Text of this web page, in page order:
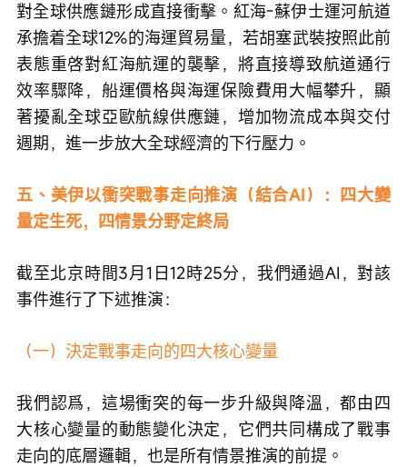
對全球供應鏈形成直接衝擊。紅海-蘇伊士運河航道
承擔着全球12%的海運貿易量，若胡塞武裝按照此前
表態重啓對紅海航運的襲擊，將直接導致航道通行
效率驟降，船運價格與海運保險費用大幅攀升，顯
著擾亂全球亞歐航線供應鏈，增加物流成本與交付
週期，進一步放大全球經濟的下行壓力。
五、美伊以衝突戰事走向推演（結合AI）：四大變
量定生死，四情景分野定終局
截至北京時間3月1日12時25分，我們通過AI，對該
事件進行了下述推演：
（一）決定戰事走向的四大核心變量
我們認爲，這場衝突的每一步升級與降溫，都由四
大核心變量的動態變化決定，它們共同構成了戰事
走向的底層邏輯，也是所有情景推演的前提。